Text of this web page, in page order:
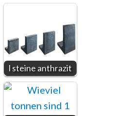
l steine anthrazit